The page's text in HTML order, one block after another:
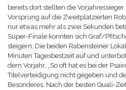
bereits dort stellten die
Vorsprung auf die Zweitplatzierten
nur etwas mehr als zwei Sekunden
Super-Finale konnten sich Graf/
steigern. Die beiden Rabensteiner
Minuten Tagesbestzeit auf und
dem Vorjahr. „So oft hat es bei der
Titelverteidigung nicht gegeben und
Besonderes. Nach der besten Quali-